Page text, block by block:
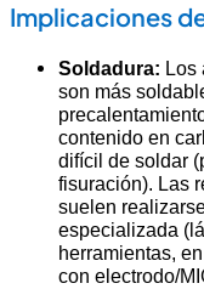
Implicaciones
Soldadura: Los
son más
contenido en
difícil de soldar
fisuración). Las
suelen
especializada
herramientas,
con electrodo/